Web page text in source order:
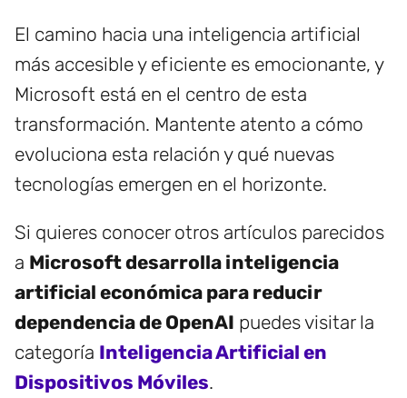
El camino hacia una inteligencia artificial
más accesible y eficiente es emocionante, y
Microsoft está en el centro de esta
transformación. Mantente atento a cómo
evoluciona esta relación y qué nuevas
tecnologías emergen en el horizonte.
Si quieres conocer otros artículos parecidos
a Microsoft desarrolla inteligencia
artificial económica para reducir
dependencia de OpenAI puedes visitar la
categoría Inteligencia Artificial en
Dispositivos Móviles.